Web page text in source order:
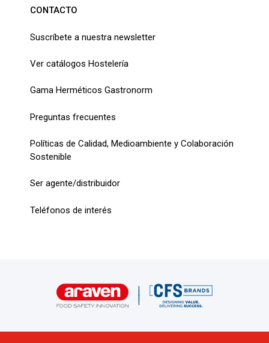
CONTACTO
Suscríbete a nuestra newsletter
Ver catálogos Hostelería
Gama Herméticos Gastronorm
Preguntas frecuentes
Políticas de Calidad, Medioambiente y Colaboración
Sostenible
Ser agente/distribuidor
Teléfonos de interés